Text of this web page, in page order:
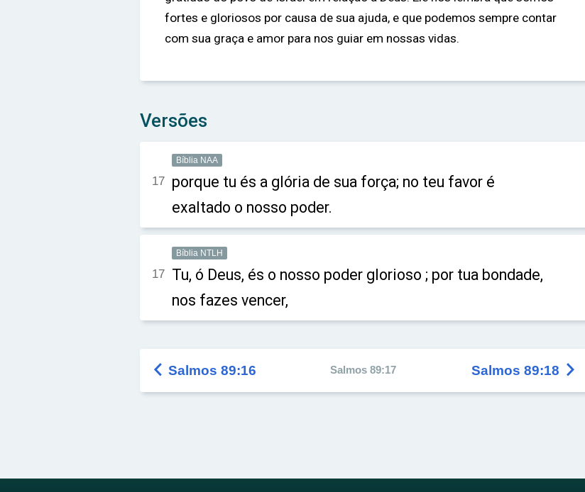
fortes e gloriosos por causa de sua ajuda, e que podemos sempre contar
com sua graça e amor para nos guiar em nossas vidas.
Versões
Bíblia NAA
17 porque tu és a glória de sua força; no teu favor é
exaltado o nosso poder.
Bíblia NTLH
17 Tu, ó Deus, és o nosso poder glorioso ; por tua bondade,
nos fazes vencer,
 Salmos 89:16 Salmos 89:17 Salmos 89:18 